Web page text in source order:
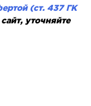
(ст. 437 ГК
уточняйте